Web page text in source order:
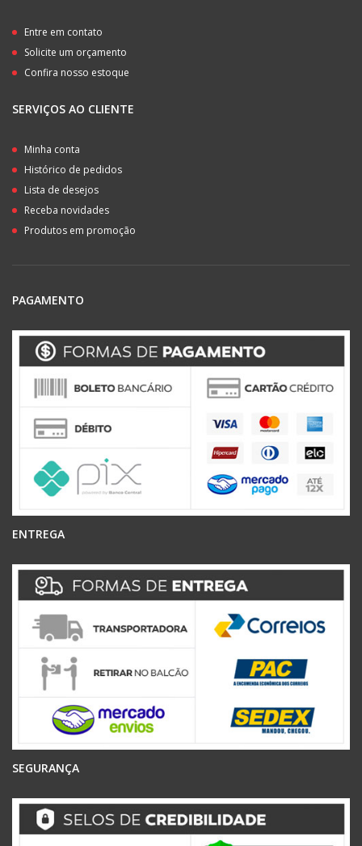
Entre em contato
Solicite um orçamento
Confira nosso estoque
SERVIÇOS AO CLIENTE
Minha conta
Histórico de pedidos
Lista de desejos
Receba novidades
Produtos em promoção
PAGAMENTO
ENTREGA
SEGURANÇA